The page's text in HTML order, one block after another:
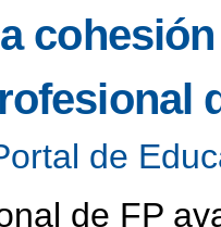
de
de FP